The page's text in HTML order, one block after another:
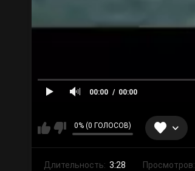
00:00 00:00
0% (0 ГОЛОСОВ)
Длительность: 3:28 Просмотров: